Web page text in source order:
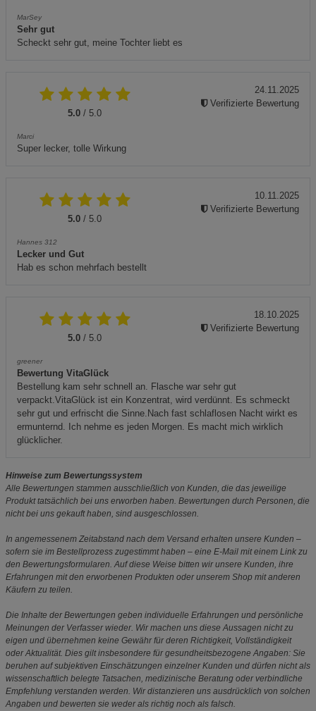
MarSey
Sehr gut
Scheckt sehr gut, meine Tochter liebt es
5.0 / 5.0
Marci
Super lecker, tolle Wirkung
24.11.2025
Verifizierte Bewertung
5.0 / 5.0
Hannes 312
Lecker und Gut
Hab es schon mehrfach bestellt
10.11.2025
Verifizierte Bewertung
5.0 / 5.0
greener
Bewertung VitaGlück
Bestellung kam sehr schnell an. Flasche war sehr gut
verpackt.VitaGlück ist ein Konzentrat, wird verdünnt. Es schmeckt
sehr gut und erfrischt die Sinne.Nach fast schlaflosen Nacht wirkt es
ermunternd. Ich nehme es jeden Morgen. Es macht mich wirklich
glücklicher.
18.10.2025
Verifizierte Bewertung
Hinweise zum Bewertungssystem
Alle Bewertungen stammen ausschließlich von Kunden, die das jeweilige
Produkt tatsächlich bei uns erworben haben. Bewertungen durch Personen, die
nicht bei uns gekauft haben, sind ausgeschlossen.
In angemessenem Zeitabstand nach dem Versand erhalten unsere Kunden –
sofern sie im Bestellprozess zugestimmt haben – eine E-Mail mit einem Link zu
den Bewertungsformularen. Auf diese Weise bitten wir unsere Kunden, ihre
Erfahrungen mit den erworbenen Produkten oder unserem Shop mit anderen
Käufern zu teilen.
Die Inhalte der Bewertungen geben individuelle Erfahrungen und persönliche
Meinungen der Verfasser wieder. Wir machen uns diese Aussagen nicht zu
eigen und übernehmen keine Gewähr für deren Richtigkeit, Vollständigkeit
oder Aktualität. Dies gilt insbesondere für gesundheitsbezogene Angaben: Sie
beruhen auf subjektiven Einschätzungen einzelner Kunden und dürfen nicht als
wissenschaftlich belegte Tatsachen, medizinische Beratung oder verbindliche
Empfehlung verstanden werden. Wir distanzieren uns ausdrücklich von solchen
Angaben und bewerten sie weder als richtig noch als falsch.